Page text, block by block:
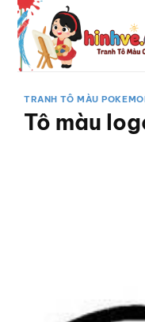
qua
dung
TRANH TÔ MÀU
Tô màu